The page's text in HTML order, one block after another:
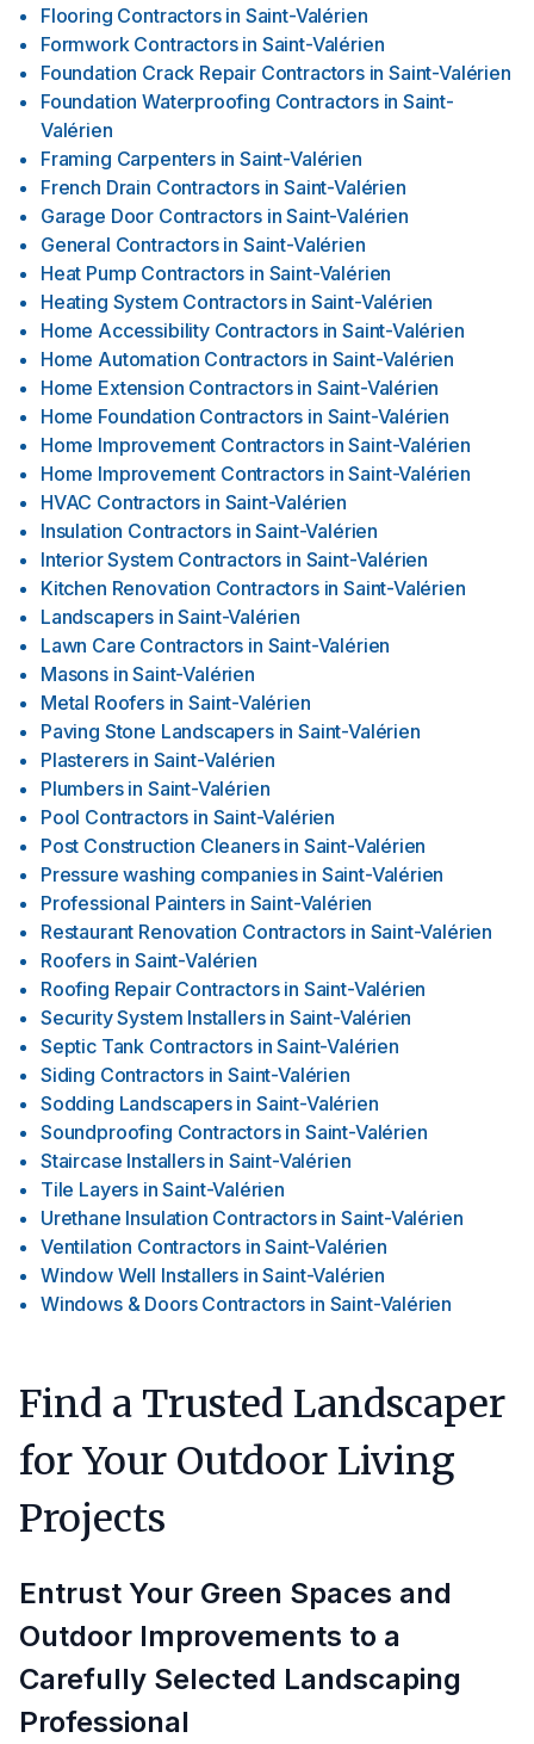
Flooring Contractors in Saint-Valérien
Formwork Contractors in Saint-Valérien
Foundation Crack Repair Contractors in Saint-Valérien
Foundation Waterproofing Contractors in Saint-
Valérien
Framing Carpenters in Saint-Valérien
French Drain Contractors in Saint-Valérien
Garage Door Contractors in Saint-Valérien
General Contractors in Saint-Valérien
Heat Pump Contractors in Saint-Valérien
Heating System Contractors in Saint-Valérien
Home Accessibility Contractors in Saint-Valérien
Home Automation Contractors in Saint-Valérien
Home Extension Contractors in Saint-Valérien
Home Foundation Contractors in Saint-Valérien
Home Improvement Contractors in Saint-Valérien
Home Improvement Contractors in Saint-Valérien
HVAC Contractors in Saint-Valérien
Insulation Contractors in Saint-Valérien
Interior System Contractors in Saint-Valérien
Kitchen Renovation Contractors in Saint-Valérien
Landscapers in Saint-Valérien
Lawn Care Contractors in Saint-Valérien
Masons in Saint-Valérien
Metal Roofers in Saint-Valérien
Paving Stone Landscapers in Saint-Valérien
Plasterers in Saint-Valérien
Plumbers in Saint-Valérien
Pool Contractors in Saint-Valérien
Post Construction Cleaners in Saint-Valérien
Pressure washing companies in Saint-Valérien
Professional Painters in Saint-Valérien
Restaurant Renovation Contractors in Saint-Valérien
Roofers in Saint-Valérien
Roofing Repair Contractors in Saint-Valérien
Security System Installers in Saint-Valérien
Septic Tank Contractors in Saint-Valérien
Siding Contractors in Saint-Valérien
Sodding Landscapers in Saint-Valérien
Soundproofing Contractors in Saint-Valérien
Staircase Installers in Saint-Valérien
Tile Layers in Saint-Valérien
Urethane Insulation Contractors in Saint-Valérien
Ventilation Contractors in Saint-Valérien
Window Well Installers in Saint-Valérien
Windows & Doors Contractors in Saint-Valérien
Find a Trusted Landscaper
for Your Outdoor Living
Projects
Entrust Your Green Spaces and
Outdoor Improvements to a
Carefully Selected Landscaping
Professional